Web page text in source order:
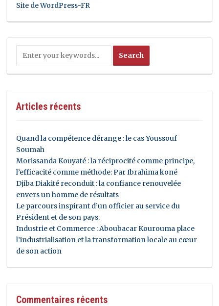
Site de WordPress-FR
Articles récents
Quand la compétence dérange : le cas Youssouf
Soumah
Morissanda Kouyaté : la réciprocité comme principe,
l’efficacité comme méthode: Par Ibrahima koné
Djiba Diakité reconduit : la confiance renouvelée
envers un homme de résultats
Le parcours inspirant d’un officier au service du
Président et de son pays.
Industrie et Commerce : Aboubacar Kourouma place
l’industrialisation et la transformation locale au cœur
de son action
Commentaires récents